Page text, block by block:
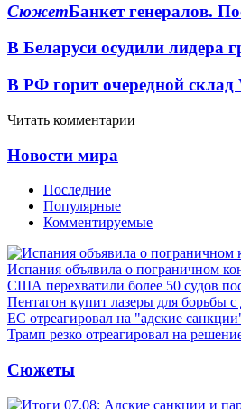
СюжетБанкет генералов.
В Беларуси осудили лидера
В РФ горит очередной склад
Читать комментарии
Новости мира
Последние
Популярные
Комментируемые
Испания объявила о пограничном
США перехватили более 50 судов
Пентагон купит лазеры для борьбы
ЕС отреагировал на "адские
Трамп резко отреагировал на
Сюжеты